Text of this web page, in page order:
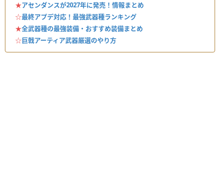
★アセンダンスが2027年に発売！情報まとめ
☆最終アプデ対応！最強武器種ランキング
★全武器種の最強装備・おすすめ装備まとめ
☆巨戟アーティア武器厳選のやり方